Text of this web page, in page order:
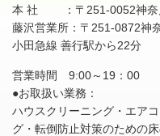
本 社 ：〒251-0052神奈
藤沢営業所：〒251-0872神
小田急線 善行駅から22分
営業時間 9:00～19：00
●お取扱い業務：
ハウスクリーニング・エア
グ・転倒防止対策のための